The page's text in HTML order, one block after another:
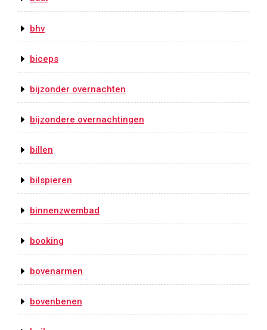
bhv
biceps
bijzonder overnachten
bijzondere overnachtingen
billen
bilspieren
binnenzwembad
booking
bovenarmen
bovenbenen